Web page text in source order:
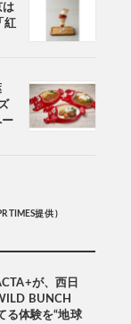
は
ー
TIMES提供 )
が、西日
BUNCH
る体験を“地球